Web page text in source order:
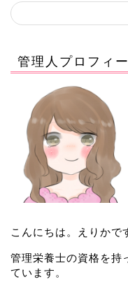
管理人プロフィ
こんにちは。えりかで
管理栄養士の資格を持
ています。